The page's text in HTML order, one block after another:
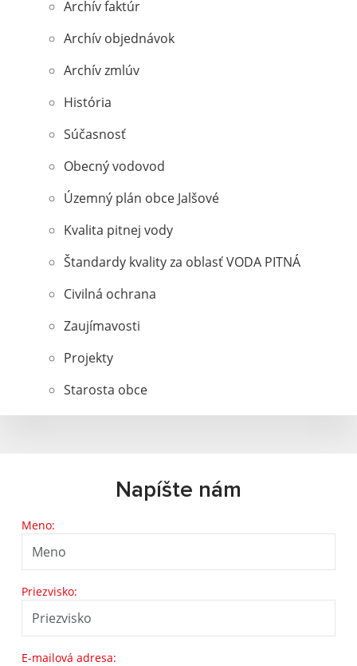
Archív faktúr
Archív objednávok
Archív zmlúv
História
Súčasnosť
Obecný vodovod
Územný plán obce Jalšové
Kvalita pitnej vody
Štandardy kvality za oblasť VODA PITNÁ
Civilná ochrana
Zaujímavosti
Projekty
Starosta obce
Napíšte nám
Meno:
Priezvisko:
E-mailová adresa: